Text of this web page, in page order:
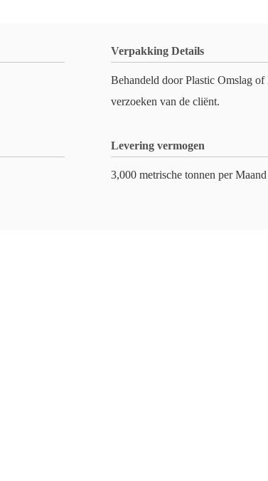
Verpakking Details
Behandeld door Plastic Omslag
verzoeken van de cliënt.
Levering vermogen
3,000 metrische tonnen per Maand